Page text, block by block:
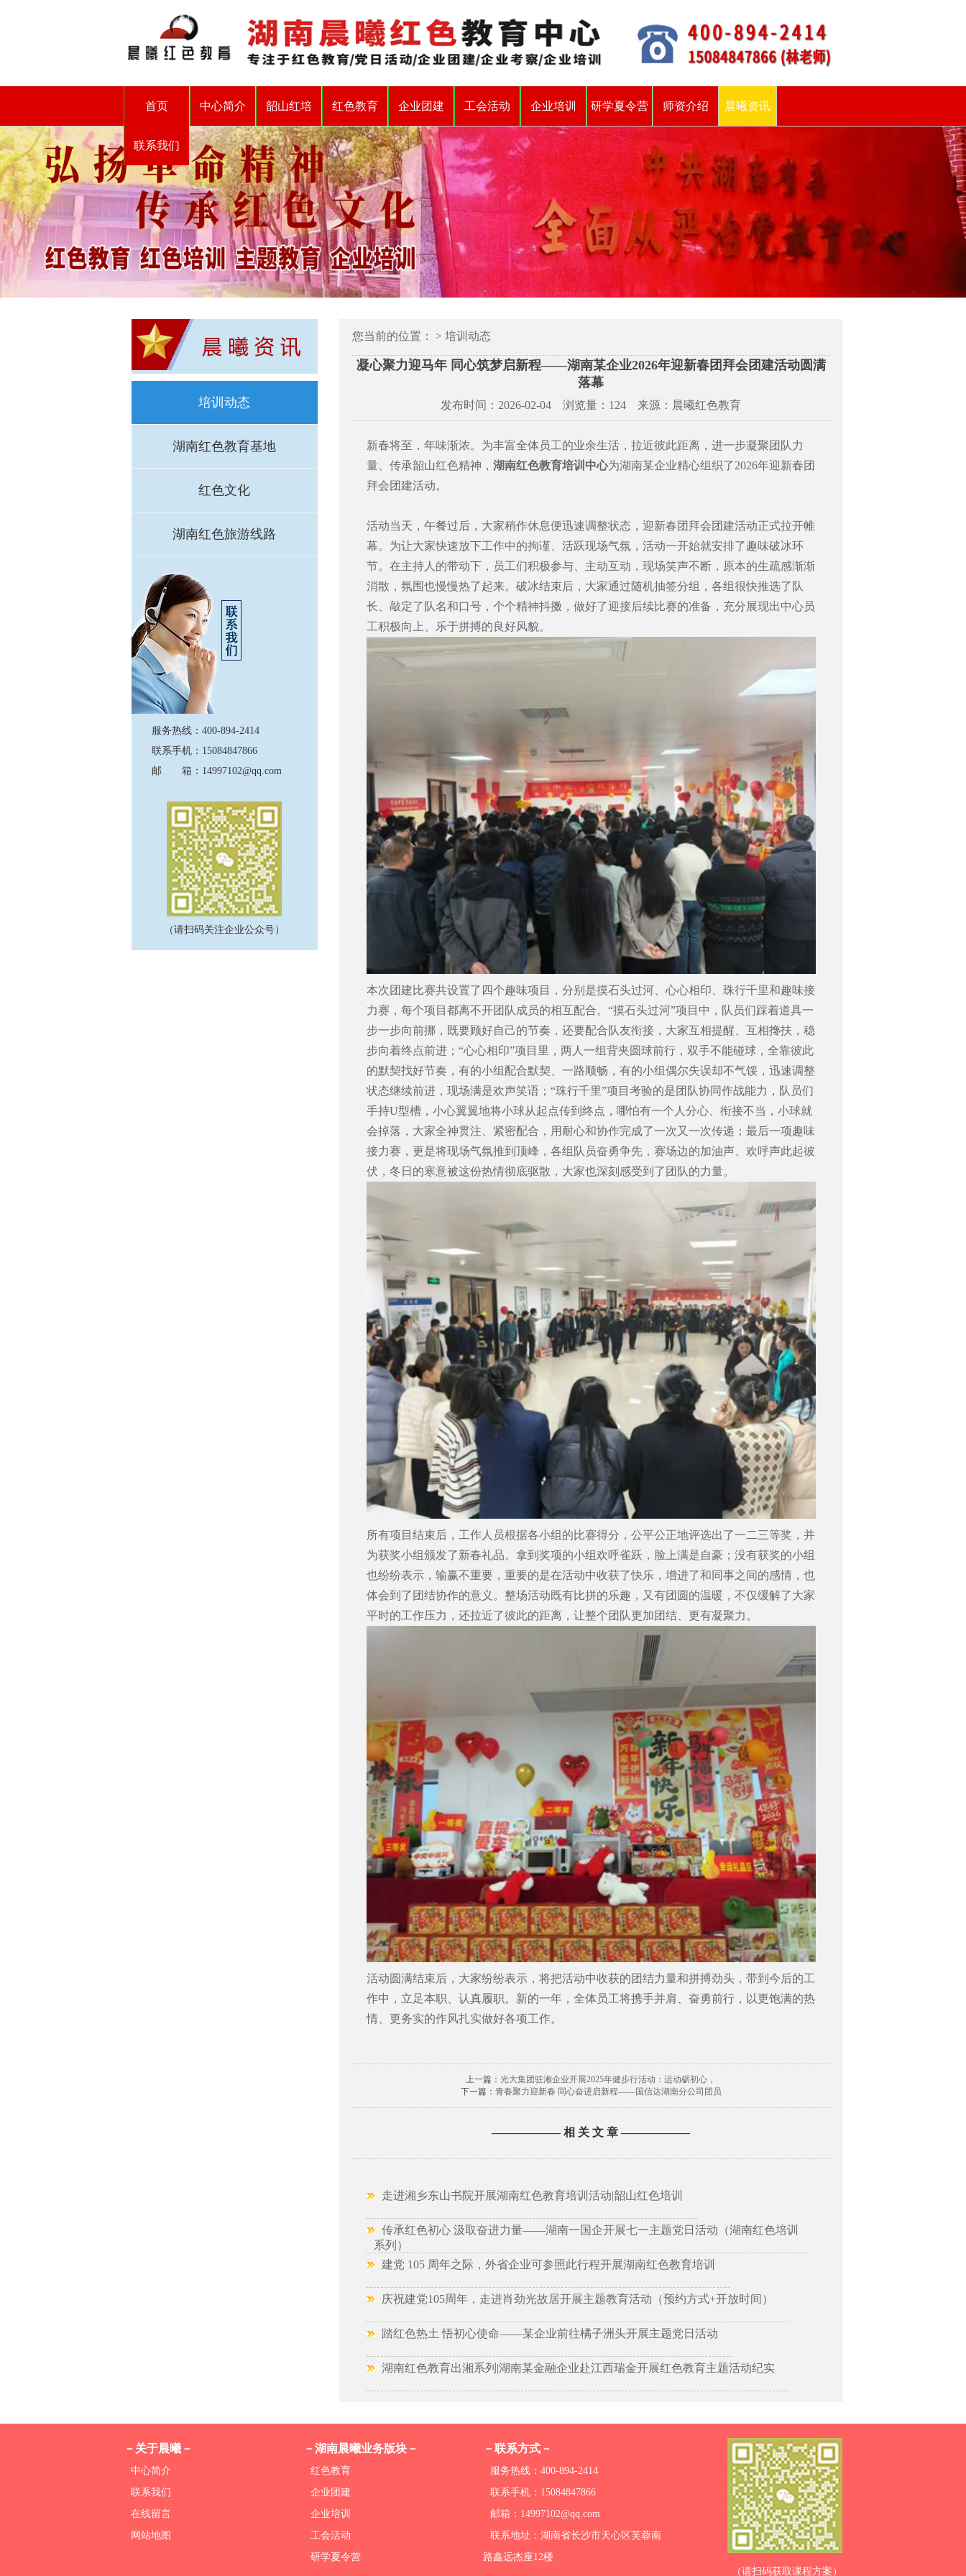
首页 中心简介 韶山红培 红色教育 企业团建 工会活动 企业培训 研学夏令营 师资介绍 晨曦资讯
联系我们
培训动态
湖南红色教育基地
红色文化
湖南红色旅游线路
服务热线：400-894-2414
联系手机：15084847866
邮 箱：14997102@qq.com
（请扫码关注企业公众号）
您当前的位置： > 培训动态
凝心聚力迎马年 同心筑梦启新程——湖南某企业2026年迎新春团拜会团建活动圆满
落幕
发布时间：2026-02-04 浏览量： 124 来源：晨曦红色教育
新春将至，年味渐浓。为丰富全体员工的业余生活，拉近彼此距离，进一步凝聚团队力
量、传承韶山红色精神， 湖南红色教育培训中心为湖南某企业精心组织了2026年迎新春团
拜会团建活动。
活动当天，午餐过后，大家稍作休息便迅速调整状态，迎新春团拜会团建活动正式拉开帷
幕。为让大家快速放下工作中的拘谨、活跃现场气氛，活动一开始就安排了趣味破冰环
节。在主持人的带动下，员工们积极参与、主动互动，现场笑声不断，原本的生疏感渐渐
消散，氛围也慢慢热了起来。破冰结束后，大家通过随机抽签分组，各组很快推选了队
长、敲定了队名和口号，个个精神抖擞，做好了迎接后续比赛的准备，充分展现出中心员
工积极向上、乐于拼搏的良好风貌。
本次团建比赛共设置了四个趣味项目，分别是摸石头过河、心心相印、珠行千里和趣味接
力赛，每个项目都离不开团队成员的相互配合。“摸石头过河”项目中，队员们踩着道具一
步一步向前挪，既要顾好自己的节奏，还要配合队友衔接，大家互相提醒、互相搀扶，稳
步向着终点前进；“心心相印”项目里，两人一组背夹圆球前行，双手不能碰球，全靠彼此
的默契找好节奏，有的小组配合默契、一路顺畅，有的小组偶尔失误却不气馁，迅速调整
状态继续前进，现场满是欢声笑语；“珠行千里”项目考验的是团队协同作战能力，队员们
手持U型槽，小心翼翼地将小球从起点传到终点，哪怕有一个人分心、衔接不当，小球就
会掉落，大家全神贯注、紧密配合，用耐心和协作完成了一次又一次传递；最后一项趣味
接力赛，更是将现场气氛推到顶峰，各组队员奋勇争先，赛场边的加油声、欢呼声此起彼
伏，冬日的寒意被这份热情彻底驱散，大家也深刻感受到了团队的力量。
所有项目结束后，工作人员根据各小组的比赛得分，公平公正地评选出了一二三等奖，并
为获奖小组颁发了新春礼品。拿到奖项的小组欢呼雀跃，脸上满是自豪；没有获奖的小组
也纷纷表示，输赢不重要，重要的是在活动中收获了快乐，增进了和同事之间的感情，也
体会到了团结协作的意义。整场活动既有比拼的乐趣，又有团圆的温暖，不仅缓解了大家
平时的工作压力，还拉近了彼此的距离，让整个团队更加团结、更有凝聚力。
活动圆满结束后，大家纷纷表示，将把活动中收获的团结力量和拼搏劲头，带到今后的工
作中，立足本职、认真履职。新的一年，全体员工将携手并肩、奋勇前行，以更饱满的热
情、更务实的作风扎实做好各项工作。
上一篇： 光大集团驻湘企业开展2025年健步行活动：运动砺初心，
下一篇： 青春聚力迎新春 同心奋进启新程——国信达湖南分公司团员
—————— 相 关 文 章 ——————
走进湘乡东山书院开展湖南红色教育培训活动|韶山红色培训
传承红色初心 汲取奋进力量——湖南一国企开展七一主题党日活动（湖南红色培训
系列）
建党 105 周年之际，外省企业可参照此行程开展湖南红色教育培训
庆祝建党105周年，走进肖劲光故居开展主题教育活动（预约方式+开放时间）
踏红色热土 悟初心使命——某企业前往橘子洲头开展主题党日活动
湖南红色教育出湘系列|湖南某金融企业赴江西瑞金开展红色教育主题活动纪实
－关于晨曦－
中心简介
联系我们
在线留言
网站地图
－湖南晨曦业务版块－
红色教育
企业团建
企业培训
工会活动
研学夏令营
－联系方式－
服务热线：400-894-2414
联系手机：15084847866
邮箱：14997102@qq.com
联系地址：湖南省长沙市天心区芙蓉南
路鑫远杰座12楼
（请扫码获取课程方案）